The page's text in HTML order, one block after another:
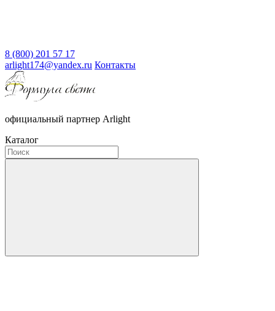
8 (800) 201 57 17
arlight174@yandex.ru Контакты
официальный партнер Arlight
Каталог